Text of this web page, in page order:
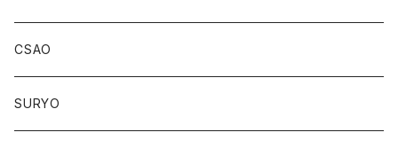
CSAO
SURYO